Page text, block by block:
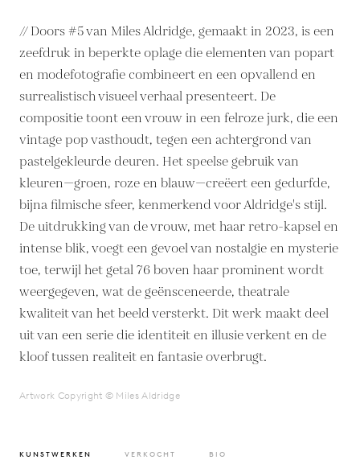
// Doors #5 van Miles Aldridge, gemaakt in 2023, is een
zeefdruk in beperkte oplage die elementen van popart
en modefotografie combineert en een opvallend en
surrealistisch visueel verhaal presenteert. De
compositie toont een vrouw in een felroze jurk, die een
vintage pop vasthoudt, tegen een achtergrond van
pastelgekleurde deuren. Het speelse gebruik van
kleuren—groen, roze en blauw—creëert een gedurfde,
bijna filmische sfeer, kenmerkend voor Aldridge's stijl.
De uitdrukking van de vrouw, met haar retro-kapsel en
intense blik, voegt een gevoel van nostalgie en mysterie
toe, terwijl het getal 76 boven haar prominent wordt
weergegeven, wat de geënsceneerde, theatrale
kwaliteit van het beeld versterkt. Dit werk maakt deel
uit van een serie die identiteit en illusie verkent en de
kloof tussen realiteit en fantasie overbrugt.
Artwork Copyright © Miles Aldridge
KUNSTWERKEN VERKOCHT BIO